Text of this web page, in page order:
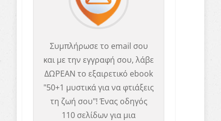
Συμπλήρωσε το email σου
και με την εγγραφή σου, λάβε
ΔΩΡΕΑΝ το εξαιρετικό ebook
"50+1 μυστικά για να φτιάξεις
τη ζωή σου"! Ένας οδηγός
110 σελίδων για μια